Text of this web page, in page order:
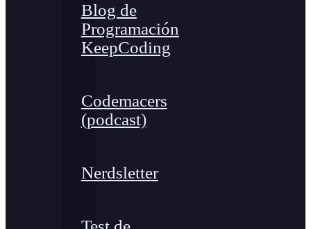
Blog de
Programación
KeepCoding
Codemacers
(podcast)
Nerdsletter